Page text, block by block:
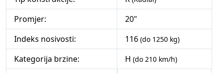
Promjer:
20"
Indeks nosivosti:
116 (do 1250 kg)
Kategorija brzine: H (do 210 km/h)